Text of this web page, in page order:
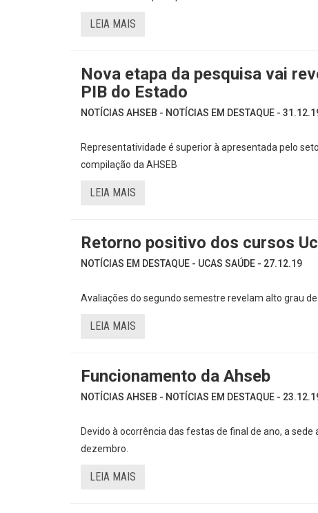
LEIA MAIS
Nova etapa da pesquisa vai
PIB do Estado
NOTÍCIAS AHSEB - NOTÍCIAS EM DESTAQUE -
Representatividade é superior à apresentada pelo
compilação da AHSEB
LEIA MAIS
Retorno positivo dos cursos
NOTÍCIAS EM DESTAQUE - UCAS SAÚDE - 27.12.19
Avaliações do segundo semestre revelam alto grau
LEIA MAIS
Funcionamento da Ahseb
NOTÍCIAS AHSEB - NOTÍCIAS EM DESTAQUE -
Devido à ocorrência das festas de final de ano, a
dezembro.
LEIA MAIS